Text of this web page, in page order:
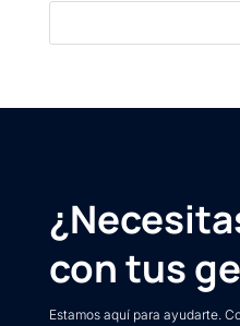
con tus
Estamos aquí para ayudarte.